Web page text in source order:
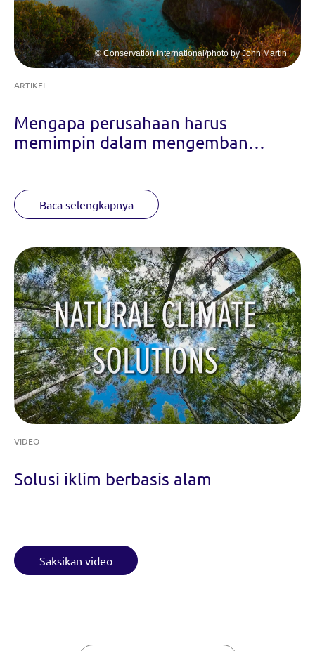
© Conservation International/photo by John Martin
ARTIKEL
Mengapa perusahaan harus
memimpin dalam mengemban
Baca selengkapnya
VIDEO
Solusi iklim berbasis alam
Saksikan video